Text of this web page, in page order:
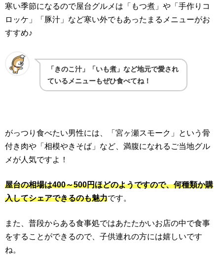
寒い季節になるので屋台グルメは「もつ煮」や「手作りコ
ロッケ」「豚汁」など寒い外でもあったまるメニューがお
すすめ♪
「きのこ汁」「いも煮」など地元で愛され
ているメニューもぜひ食べてね！
がっつり食べたい男性には、「宮ヶ瀬スモーク」という骨
付き肉や「相模やきそば」など、満腹になれるご当地グル
メが人気ですよ！
屋台の相場は400～500円ほどのようですので、何種類か購
入してシェアできるのも魅力です。
また、普段からある食事処ではあたたかいお店の中で食事
をすることができるので、子供連れの方には嬉しいです
ね。